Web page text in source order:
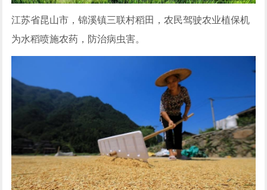
江苏省昆山市，锦溪镇三联村稻田，农民驾驶农业植保机
为水稻喷施农药，防治病虫害。